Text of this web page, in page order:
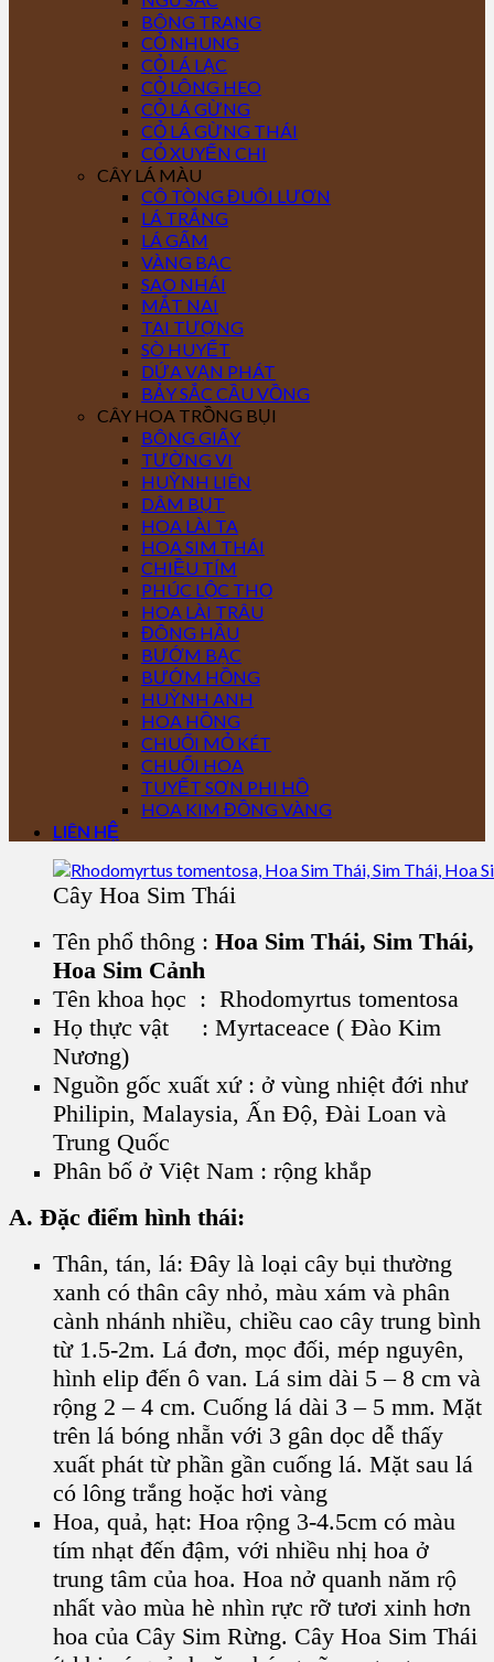
BÔNG TRANG
CỎ NHUNG
CỎ LÁ LẠC
CỎ LÔNG HEO
CỎ LÁ GỪNG
CỎ LÁ GỪNG THÁI
CỎ XUYẾN CHI
CÂY LÁ MÀU
CÔ TÒNG ĐUÔI LƯƠN
LÁ TRẮNG
LÁ GẤM
VÀNG BẠC
SAO NHÁI
MẮT NAI
TAI TƯỢNG
SÒ HUYẾT
DỨA VẠN PHÁT
BẢY SẮC CẦU VỒNG
CÂY HOA TRỒNG BỤI
BÔNG GIẤY
TƯỜNG VI
HUỲNH LIÊN
DÂM BỤT
HOA LÀI TA
HOA SIM THÁI
CHIỀU TÍM
PHÚC LỘC THỌ
HOA LÀI TRÂU
ĐÔNG HẦU
BƯỚM BẠC
BƯỚM HỒNG
HUỲNH ANH
HOA HỒNG
CHUỐI MỎ KÉT
CHUỐI HOA
TUYẾT SƠN PHI HỒ
HOA KIM ĐỒNG VÀNG
LIÊN HỆ
Cây Hoa Sim Thái
Tên phổ thông : Hoa Sim Thái, Sim Thái,
Hoa Sim Cảnh
Tên khoa học : Rhodomyrtus tomentosa
Họ thực vật : Myrtaceace ( Đào Kim
Nương)
Nguồn gốc xuất xứ : ở vùng nhiệt đới như
Philipin, Malaysia, Ấn Độ, Đài Loan và
Trung Quốc
Phân bố ở Việt Nam : rộng khắp
A. Đặc điểm hình thái:
Thân, tán, lá: Đây là loại cây bụi thường
xanh có thân cây nhỏ, màu xám và phân
cành nhánh nhiều, chiều cao cây trung bình
từ 1.5-2m. Lá đơn, mọc đối, mép nguyên,
hình elip đến ô van. Lá sim dài 5 – 8 cm và
rộng 2 – 4 cm. Cuống lá dài 3 – 5 mm. Mặt
trên lá bóng nhẵn với 3 gân dọc dễ thấy
xuất phát từ phần gần cuống lá. Mặt sau lá
có lông trắng hoặc hơi vàng
Hoa, quả, hạt: Hoa rộng 3-4.5cm có màu
tím nhạt đến đậm, với nhiều nhị hoa ở
trung tâm của hoa. Hoa nở quanh năm rộ
nhất vào mùa hè nhìn rực rỡ tươi xinh hơn
hoa của Cây Sim Rừng. Cây Hoa Sim Thái